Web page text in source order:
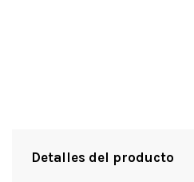
Detalles del producto